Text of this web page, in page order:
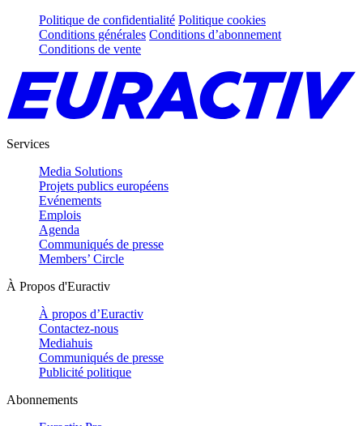
Politique de confidentialité Politique cookies
Conditions générales Conditions d’abonnement
Conditions de vente
Services
Media Solutions
Projets publics européens
Evénements
Emplois
Agenda
Communiqués de presse
Members’ Circle
À Propos d'Euractiv
À propos d’Euractiv
Contactez-nous
Mediahuis
Communiqués de presse
Publicité politique
Abonnements